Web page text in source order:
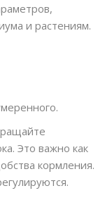
и растениям.
Это важно как
кормления.